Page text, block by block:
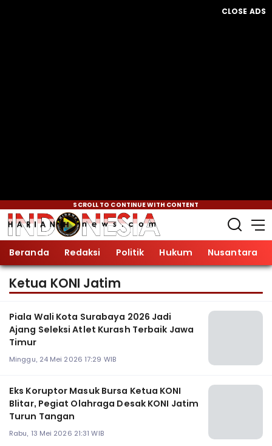
CLOSE ADS
SCROLL TO CONTINUE WITH CONTENT
Beranda Redaksi Politik Hukum Nusantara
Ketua KONI Jatim
Piala Wali Kota Surabaya 2026 Jadi
Ajang Seleksi Atlet Kurash Terbaik Jawa
Timur
Minggu, 24 Mei 2026 17:29 WIB
Eks Koruptor Masuk Bursa Ketua KONI
Blitar, Pegiat Olahraga Desak KONI Jatim
Turun Tangan
Rabu, 13 Mei 2026 21:31 WIB